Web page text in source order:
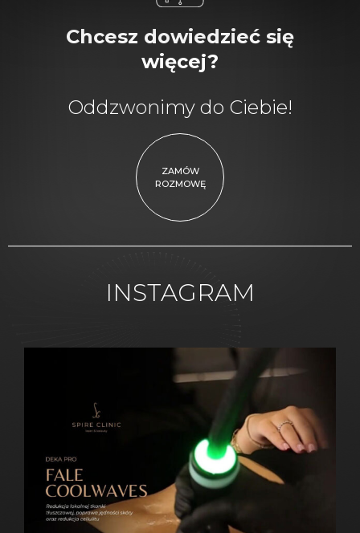
Chcesz dowiedzieć się
więcej?
Oddzwonimy do Ciebie!
ZAMÓW
ROZMOWĘ
INSTAGRAM